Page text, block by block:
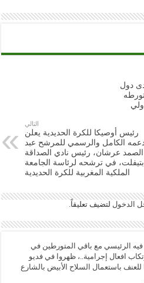
دول
التالي
رئيس أوصيكا للكرة الحديدية يعلن
الكامل والرسمي للمرشح عبد
الصمد عرشان، رئيس نادي الصداقة
بتيفلت، في ترشحه لرئاسة الجامعة
الملكية المغربية للكرة الحديدية
الدخول لتضيف تعليقاً.
الرئيسي مع باقي المتورطين في
افعال إجرامية..، ظهروا في فديو
باستعمال السلاح الأبيض بالشارع